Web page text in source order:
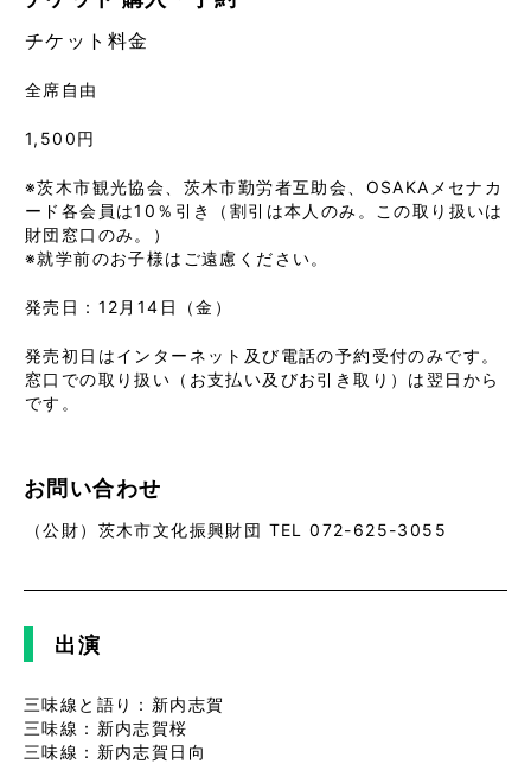
チケット料金
全席自由
1,500円
※茨木市観光協会、茨木市勤労者互助会、OSAKAメセナカ
ード各会員は10％引き（割引は本人のみ。この取り扱いは
財団窓口のみ。）
※就学前のお子様はご遠慮ください。
発売日： 12月14日（金）
発売初日はインターネット及び電話の予約受付のみです。
窓口での取り扱い（お支払い及びお引き取り）は翌日から
です。
お問い合わせ
（公財）茨木市文化振興財団 TEL 072-625-3055
出演
三味線と語り：新内志賀
三味線：新内志賀桜
三味線：新内志賀日向